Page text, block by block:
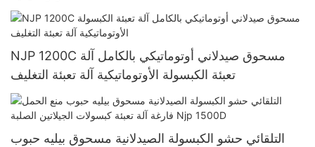
NJP 1200C مسحوق صيدلاني أوتوماتيكي بالكامل آلة
تعبئة الكبسولة الأوتوماتيكية آلة تعبئة التغليف
التلقائي حشو الكبسولة الصيدلانية مسحوق بيليه حبوب